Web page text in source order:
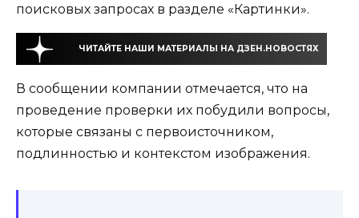
поисковых запросах в разделе «Картинки».
ЧИТАЙТЕ НАШИ МАТЕРИАЛЫ НА ДЗЕН.НОВОСТЯХ
В сообщении компании отмечается, что на
проведение проверки их побудили вопросы,
которые связаны с первоисточником,
подлинностью и контекстом изображения.